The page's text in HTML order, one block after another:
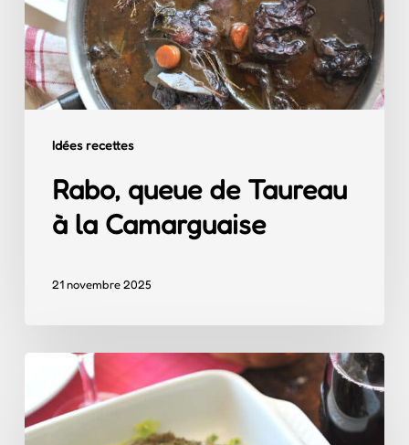
Idées recettes
à
la
Camarguaise
Rabo, queue de Taureau
à la Camarguaise
21 novembre 2025
Taureau
des
Mariniers